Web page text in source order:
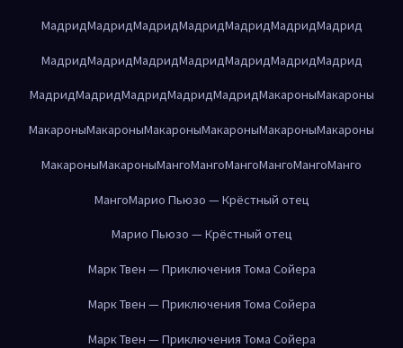
МадридМадридМадридМадридМадридМадридМадрид
МадридМадридМадридМадридМадридМадридМадрид
МадридМадридМадридМадридМадридМакароныМакароны
МакароныМакароныМакароныМакароныМакароныМакароны
МакароныМакароныМангоМангоМангоМангоМангоМанго
МангоМарио Пьюзо — Крёстный отец
Марио Пьюзо — Крёстный отец
Марк Твен — Приключения Тома Сойера
Марк Твен — Приключения Тома Сойера
Марк Твен — Приключения Тома Сойера